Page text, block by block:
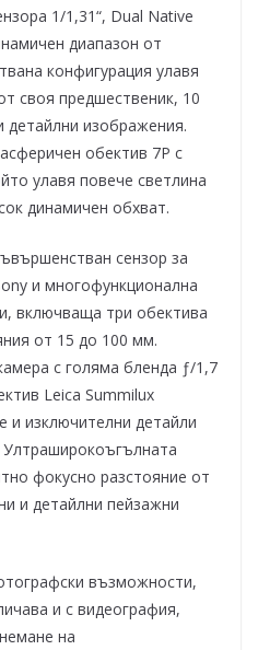
1/1,31“, Dual Native
диапазон от
конфигурация улавя
своя предшественик, 10
детайлни изображения.
обектив 7P с
улавя повече светлина
динамичен обхват.
сензор за
и многофункционална
включваща три обектива
от 15 до 100 мм.
с голяма бленда ƒ/1,7
Leica Summilux
и изключителни детайли
Ултраширокоъгълната
фокусно разстояние от
и детайлни пейзажни
възможности,
и с видеография,
на